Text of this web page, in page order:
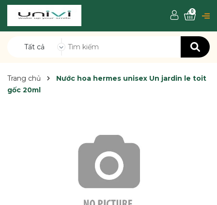
Tất cả
0
Trang chủ
Nước hoa hermes unisex Un jardin le toit
gốc 20ml